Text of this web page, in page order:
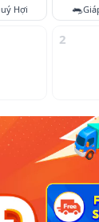
Hợi 🐀
2